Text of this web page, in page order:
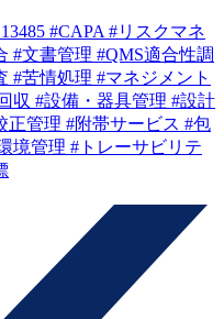
#CAPA #リスクマネ
#文書管理 #QMS適合性調
#苦情処理 #マネジメント
収 #設備・器具管理 #設計
正管理 #附帯サービス #包
境管理 #トレーサビリテ